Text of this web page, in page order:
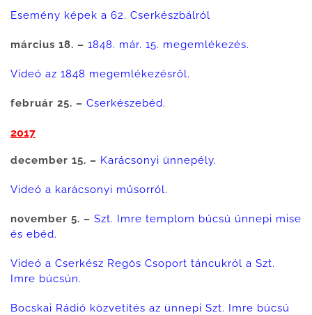
Esemény képek a 62. Cserkészbálról
március 18. – 1848. már. 15. megemlékezés.
Videó az 1848 megemlékezésről.
február 25. – Cserkészebéd.
2017
december 15. – Karácsonyi ünnepély.
Videó a karácsonyi műsorról.
november 5. – Szt. Imre templom búcsú ünnepi mise
és ebéd.
Videó a Cserkész Regös Csoport táncukról a Szt.
Imre búcsún.
Bocskai Rádió közvetítés az ünnepi Szt. Imre búcsú